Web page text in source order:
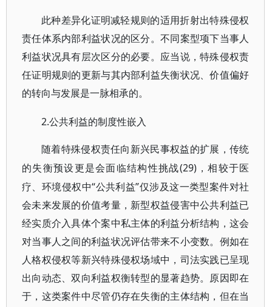
此种差异化证明减轻规则的适用折射出特殊侵权
责任体系内部利益状况的区分。不同案型项下当事人
利益状况具有层次区分的必要。应当说，特殊侵权责
任证明规则的更新与其内部利益失衡状况、价值偏好
的转向与发展是一脉相承的。
2.公共利益的制度性嵌入
随着特殊侵权责任向新兴民事权益的扩展，传统
的失衡预设更是会面临结构性挑战(29)，相较于医
疗、环境侵权中“公共利益”仅涉及这一类型案件对社
会未来发展的价值考量，新型权益侵害中公共利益已
经实质介入具体个案中私主体的利益分析结构，这会
对当事人之间的利益状况评估带来不小变数。例如在
人格权侵权等新兴特殊侵权场域中，司法实践已呈现
出向动态、双向利益权衡转型的显著趋势。原因即在
于，这类案件中尽管仍存在失衡的主体结构，但在当